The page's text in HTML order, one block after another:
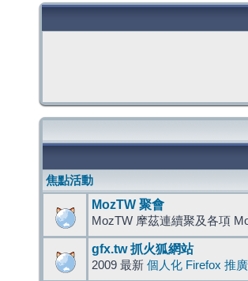
焦點活動
MozTW 聚會
MozTW 摩茲連續聚及各項
gfx.tw 抓火狐網站
2009 最新 個人化 Firefox 推